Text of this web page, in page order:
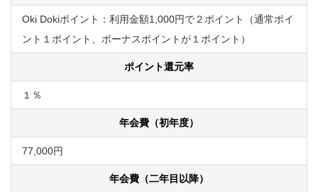
Oki Dokiポイント：利用金額1,000円で２ポイント（通常ポイ
ント１ポイント、ボーナスポイントが１ポイント）
ポイント還元率
１％
年会費（初年度）
77,000円
年会費（二年目以降）